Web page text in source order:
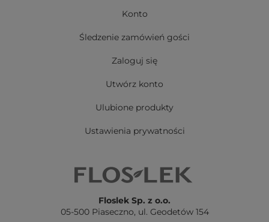
Konto
Śledzenie zamówień gości
Zaloguj się
Utwórz konto
Ulubione produkty
Ustawienia prywatności
Floslek Sp. z o.o.
05-500 Piaseczno, ul. Geodetów 154